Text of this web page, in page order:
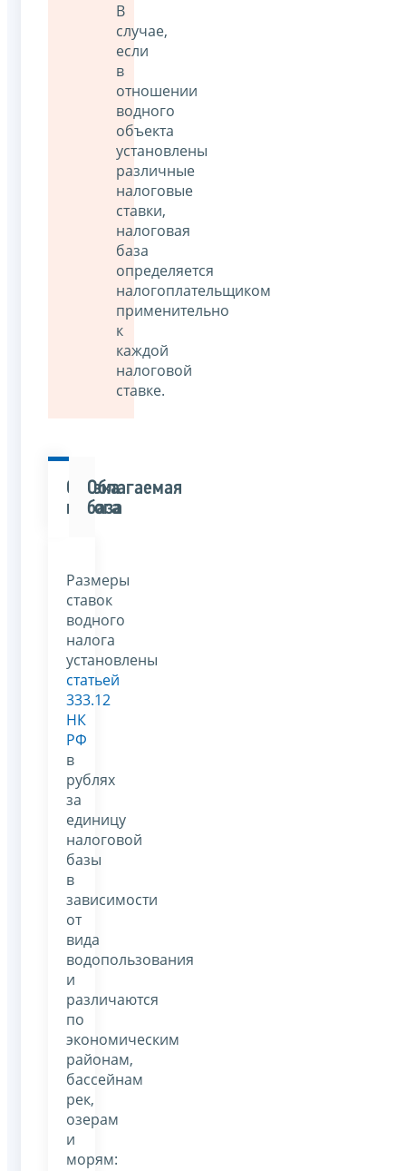
В
случае,
если
в
отношении
водного
объекта
установлены
различные
налоговые
ставки,
налоговая
база
определяется
налогоплательщиком
применительно
к
каждой
налоговой
ставке.
Ставка
налога
Облагаемая
база
Размеры
ставок
водного
налога
установлены
статьей
333.12
НК
РФ
в
рублях
за
единицу
налоговой
базы
в
зависимости
от
вида
водопользования
и
различаются
по
экономическим
районам,
бассейнам
рек,
озерам
и
морям: